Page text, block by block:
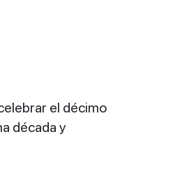
el décimo
década y